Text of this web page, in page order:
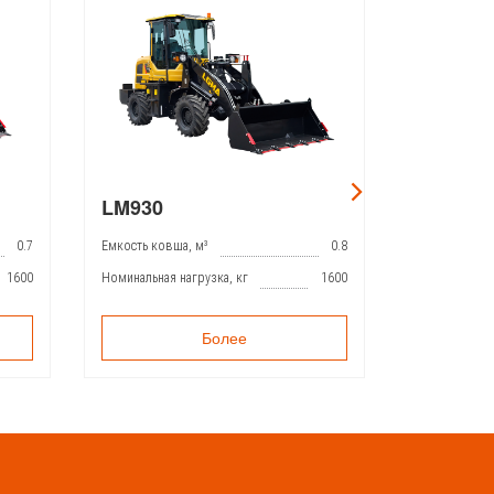
0.7
1600
LM930
Емкость ковша, м³ 0.8
Номинальная нагрузка, кг 1600
Более